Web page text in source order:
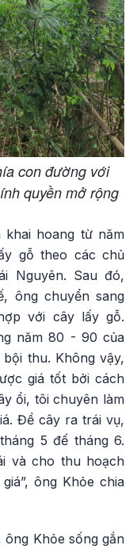
con đường với
quyền mở rộng
khai hoang từ năm
gỗ theo các chủ
Nguyên. Sau đó,
ông chuyển sang
với cây lấy gỗ.
năm 80 - 90 của
thu. Không vậy,
giá tốt bởi cách
ổi, tôi chuyên làm
Để cây ra trái vụ,
5 đế tháng 6.
và cho thu hoạch
ông Khỏe chia
Khỏe sống gắn